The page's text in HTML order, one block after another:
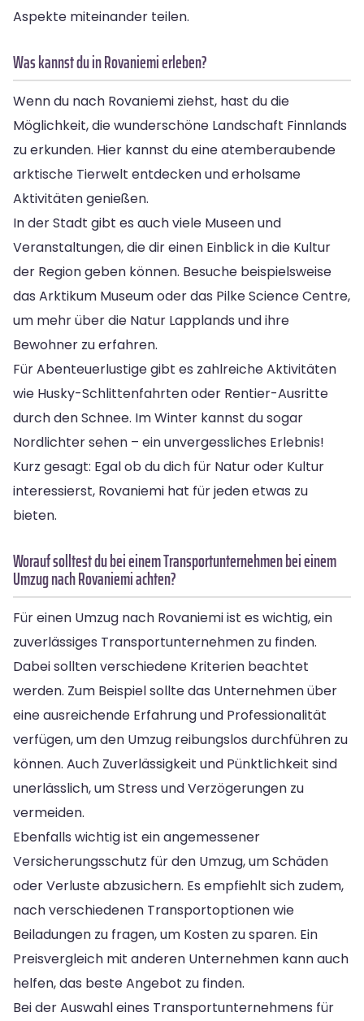
Aspekte miteinander teilen.
Was kannst du in Rovaniemi erleben?
Wenn du nach Rovaniemi ziehst, hast du die
Möglichkeit, die wunderschöne Landschaft Finnlands
zu erkunden. Hier kannst du eine atemberaubende
arktische Tierwelt entdecken und erholsame
Aktivitäten genießen.
In der Stadt gibt es auch viele Museen und
Veranstaltungen, die dir einen Einblick in die Kultur
der Region geben können. Besuche beispielsweise
das Arktikum Museum oder das Pilke Science Centre,
um mehr über die Natur Lapplands und ihre
Bewohner zu erfahren.
Für Abenteuerlustige gibt es zahlreiche Aktivitäten
wie Husky-Schlittenfahrten oder Rentier-Ausritte
durch den Schnee. Im Winter kannst du sogar
Nordlichter sehen – ein unvergessliches Erlebnis!
Kurz gesagt: Egal ob du dich für Natur oder Kultur
interessierst, Rovaniemi hat für jeden etwas zu
bieten.
Worauf solltest du bei einem Transportunternehmen bei einem
Umzug nach Rovaniemi achten?
Für einen Umzug nach Rovaniemi ist es wichtig, ein
zuverlässiges Transportunternehmen zu finden.
Dabei sollten verschiedene Kriterien beachtet
werden. Zum Beispiel sollte das Unternehmen über
eine ausreichende Erfahrung und Professionalität
verfügen, um den Umzug reibungslos durchführen zu
können. Auch Zuverlässigkeit und Pünktlichkeit sind
unerlässlich, um Stress und Verzögerungen zu
vermeiden.
Ebenfalls wichtig ist ein angemessener
Versicherungsschutz für den Umzug, um Schäden
oder Verluste abzusichern. Es empfiehlt sich zudem,
nach verschiedenen Transportoptionen wie
Beiladungen zu fragen, um Kosten zu sparen. Ein
Preisvergleich mit anderen Unternehmen kann auch
helfen, das beste Angebot zu finden.
Bei der Auswahl eines Transportunternehmens für